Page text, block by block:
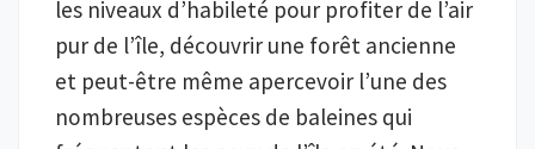
les niveaux d’habileté pour profiter de l’air
pur de l’île, découvrir une forêt ancienne
et peut-être même apercevoir l’une des
nombreuses espèces de baleines qui